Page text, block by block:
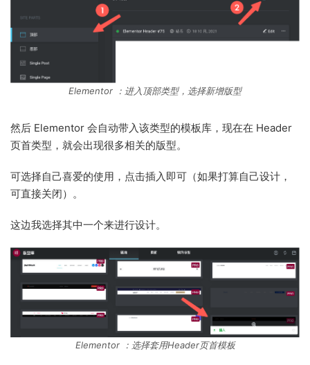
Elementor ：进入顶部类型，选择新增版型
然后 Elementor 会自动带入该类型的模板库，现在在 Header
页首类型，就会出现很多相关的版型。
可选择自己喜爱的使用，点击插入即可（如果打算自己设计，
可直接关闭）。
这边我选择其中一个来进行设计。
Elementor ：选择套用Header页首模板